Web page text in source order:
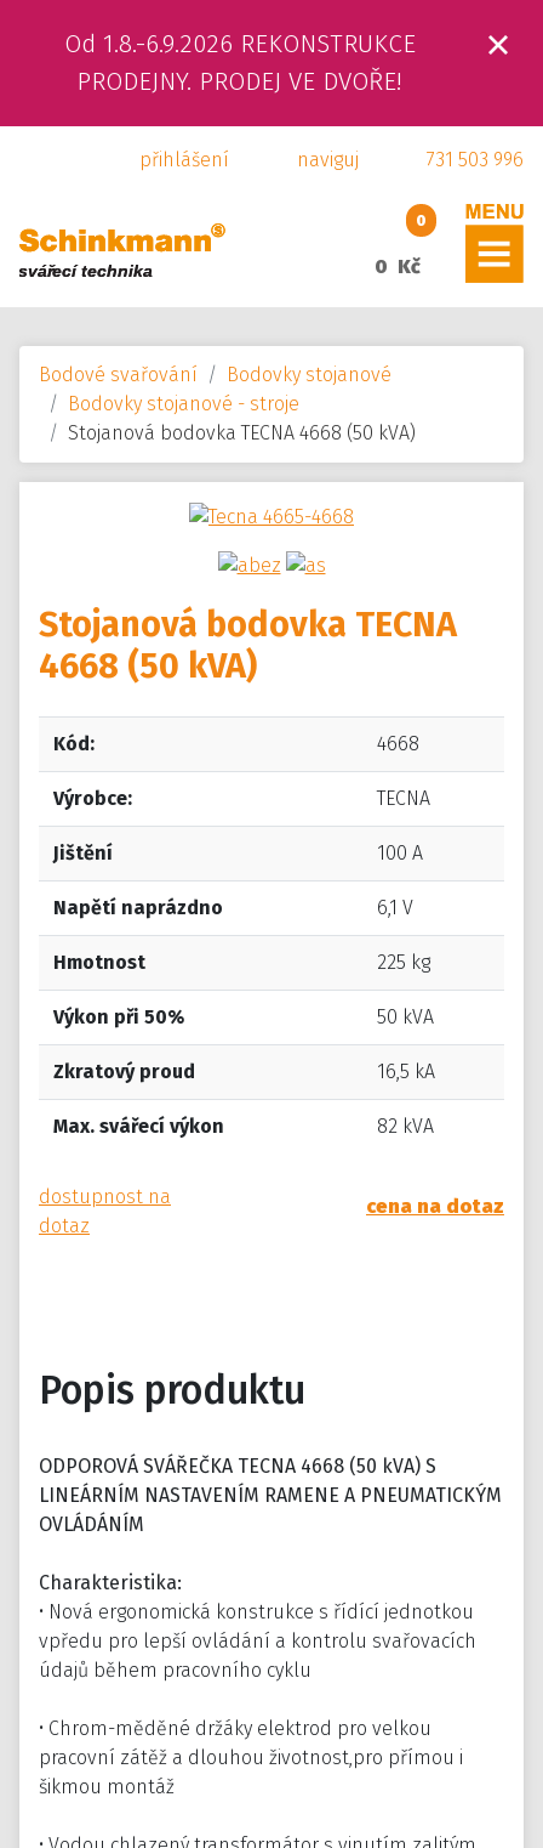
Od 1.8.-6.9.2026 REKONSTRUKCE
PRODEJNY. PRODEJ VE DVOŘE!
731 503 996
naviguj
přihlášení
0
0 Kč
ÚVOD
KAMENNÁ PRODEJNA
KONTAKTY
Bodové svařování
Bodovky stojanové
Bodovky stojanové - stroje
Stojanová bodovka TECNA 4668 (50 kVA)
Stojanová bodovka TECNA
4668 (50 kVA)
Kód: 4668
Výrobce: TECNA
Jištění 100 A
Napětí naprázdno 6,1 V
Hmotnost 225 kg
Výkon při 50% 50 kVA
Zkratový proud 16,5 kA
Max. svářecí výkon 82 kVA
dostupnost na
dotaz
cena na dotaz
Popis produktu
ODPOROVÁ SVÁŘEČKA TECNA 4668 (50 kVA) S
LINEÁRNÍM NASTAVENÍM RAMENE A PNEUMATICKÝM
OVLÁDÁNÍM
Charakteristika:
• Nová ergonomická konstrukce s řídící jednotkou
vpředu pro lepší ovládání a kontrolu svařovacích
údajů během pracovního cyklu
• Chrom-měděné držáky elektrod pro velkou
pracovní zátěž a dlouhou životnost,pro přímou i
šikmou montáž